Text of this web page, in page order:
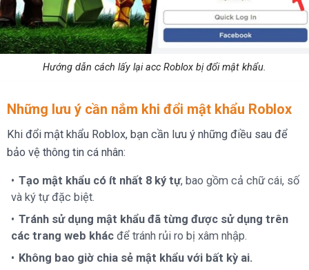
Hướng dẫn cách lấy lại acc Roblox bị đổi mật khẩu.
Những lưu ý cần nắm khi đổi mật khẩu Roblox
Khi đổi mật khẩu Roblox, bạn cần lưu ý những điều sau để
bảo vệ thông tin cá nhân:
Tạo mật khẩu có ít nhất 8 ký tự, bao gồm cả chữ cái, số
và ký tự đặc biệt.
Tránh sử dụng mật khẩu đã từng được sử dụng trên
các trang web khác để tránh rủi ro bị xâm nhập.
Không bao giờ chia sẻ mật khẩu với bất kỳ ai.